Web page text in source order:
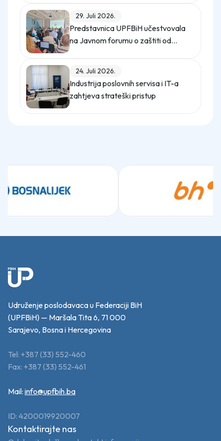
29. Juli 2026.
Predstavnica UPFBiH učestvovala
na Javnom forumu o zaštiti od
24. Juli 2026.
Industrija poslovnih servisa i IT-a
zahtjeva strateški pristup
Udruženje poslodavaca u Federaciji BiH
(UPFBiH) — Maršala Tita 6, 71 000
Sarajevo, Bosna i Hercegovina
Tel: +387 (33) 552-460
Fax: +387 (33) 552-461
Mail: info@upfbih.ba
ID: 4200019920007
Kontaktirajte nas